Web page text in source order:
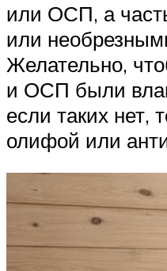
или ОСП, а
или
Желательно,
и ОСП были
если таких нет,
олифой или